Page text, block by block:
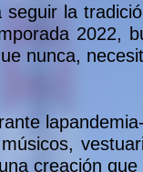
la
2022,
nunca,
creación